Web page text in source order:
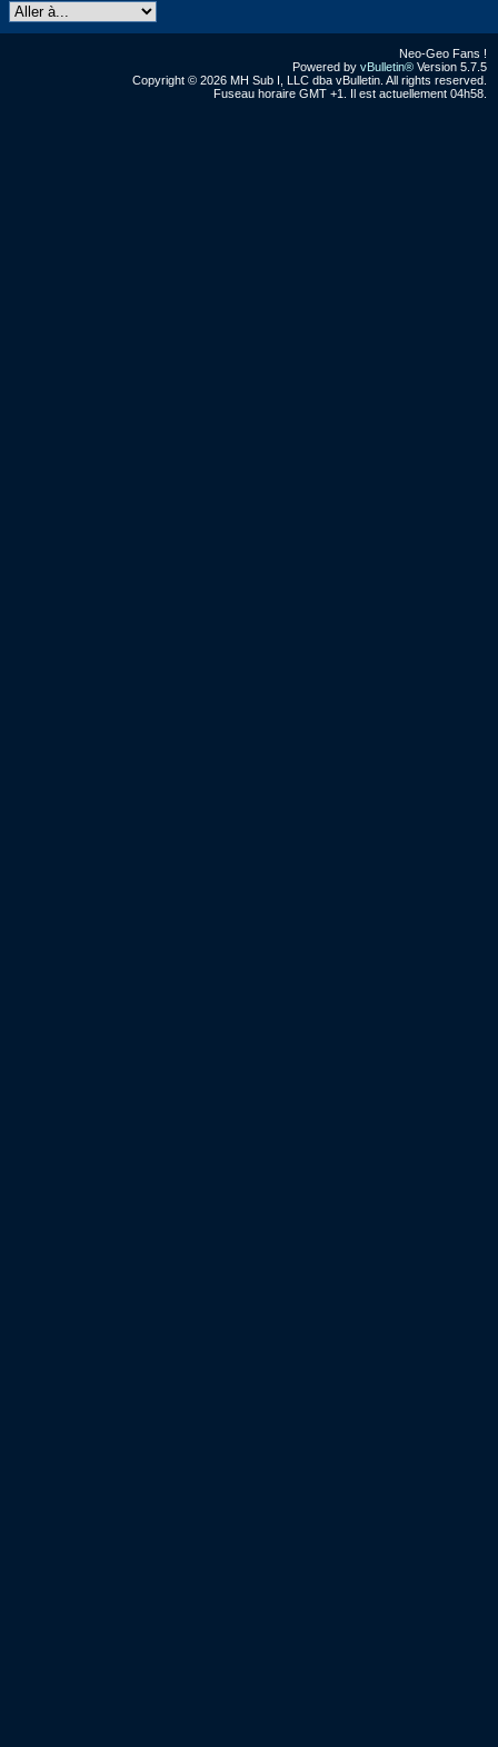
Neo-Geo Fans !
Powered by vBulletin® Version 5.7.5
Copyright © 2026 MH Sub I, LLC dba vBulletin. All rights reserved.
Fuseau horaire GMT +1. Il est actuellement 04h58.